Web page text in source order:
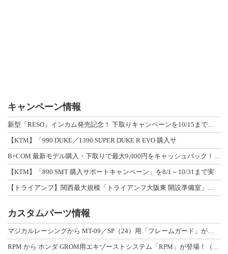
キャンペーン情報
【KTM】「990 DUKE／1390 SUPER DUKE R EVO 購入サ
【KTM】「890 SMT 購入サポートキャンペーン」を8/1～10/31まで実
カスタムパーツ情報